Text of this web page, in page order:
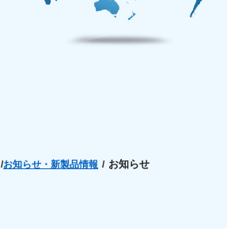
/お知らせ・新製品情報 / お知らせ